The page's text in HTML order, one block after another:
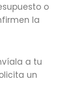
o
la
a tu
un